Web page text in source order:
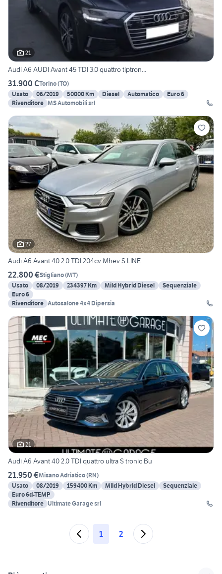
21
Audi A6 AUDI Avant 45 TDI 3.0 quattro tiptron...
31.900 €Torino(TO)
Usato
06/2019 50000 Km Diesel Automatico
Euro 6
Rivenditore MS Automobili srl
27
Audi A6 Avant 40 2.0 TDI 204cv Mhev S LINE
22.800 €Stigliano(MT)
Usato
08/2019 234397 Km Mild Hybrid Diesel
Sequenziale
Euro 6
Rivenditore Autosalone 4x4 Dipersia
21
Audi A6 Avant 40 2.0 TDI quattro ultra S tronic Bu
21.950 €Misano Adriatico(RN)
Usato
08/2019 159400 Km Mild Hybrid Diesel
Sequenziale
Euro 6d-TEMP
Rivenditore Ultimate Garage srl
1 2